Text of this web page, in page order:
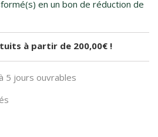
en un bon de réduction de
à partir de 200,00€ !
5 jours ouvrables